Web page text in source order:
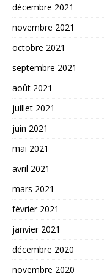
décembre 2021
novembre 2021
octobre 2021
septembre 2021
août 2021
juillet 2021
juin 2021
mai 2021
avril 2021
mars 2021
février 2021
janvier 2021
décembre 2020
novembre 2020